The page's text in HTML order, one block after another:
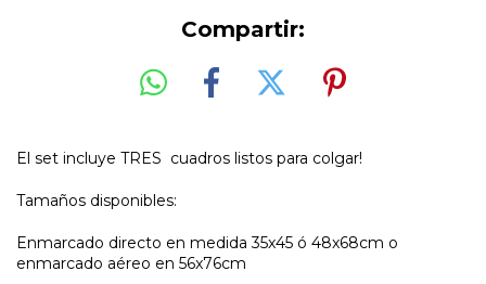
Compartir:
El set incluye TRES cuadros listos para colgar!
Tamaños disponibles:
Enmarcado directo en medida 35x45 ó 48x68cm o
enmarcado aéreo en 56x76cm